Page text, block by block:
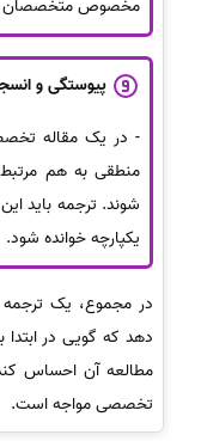
مخصوص متخصصان
پیوستگی و
- در یک مقاله
منطقی به هم
شوند. ترجمه باید
یکپارچه خوانده شود.
در مجموع، یک ترجمه
دهد که گویی در
مطالعه آن احساس
تخصصی مواجه است.